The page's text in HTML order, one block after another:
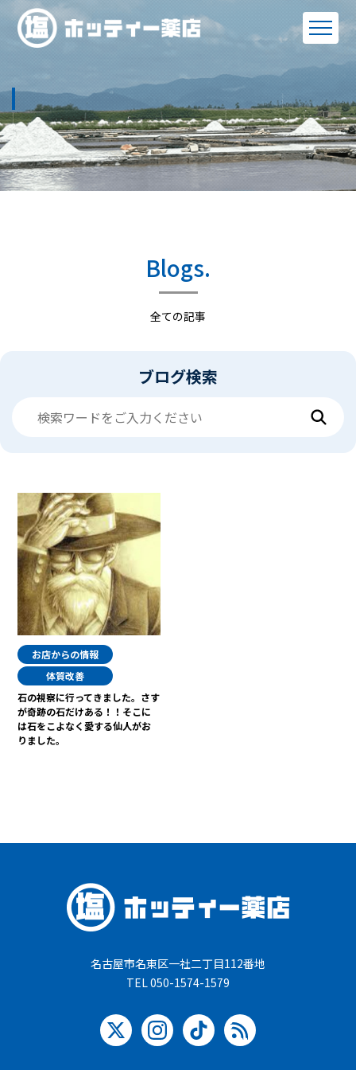
Blogs.
全ての記事
ブログ検索
お店からの情報
体質改善
石の視察に行ってきました。さす
が奇跡の石だけある！！そこに
は石をこよなく愛する仙人がお
りました。
名古屋市名東区一社二丁目112番地
TEL 050-1574-1579